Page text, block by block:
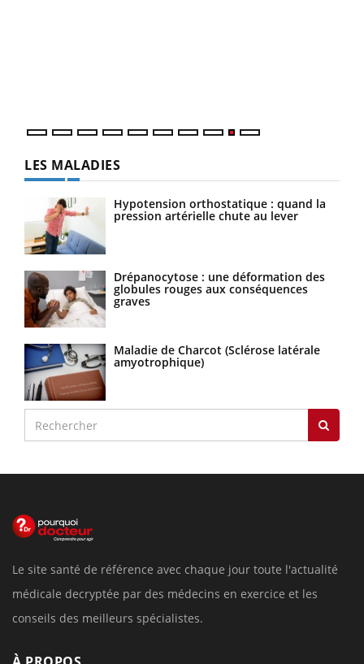
LES MALADIES
Hypotension orthostatique : quand la
pression artérielle chute au lever
Drépanocytose : une déformation des
globules rouges aux conséquences
graves
Maladie de Charcot (Sclérose latérale
amyotrophique)
Le site santé de référence avec chaque jour toute l'actualité
médicale decryptée par des médecins en exercice et les
conseils des meilleurs spécialistes.